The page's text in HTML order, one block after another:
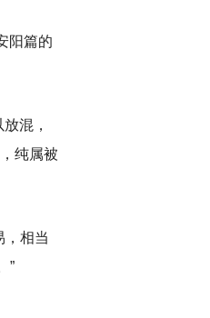
阳篇的
混，
纯属被
，相当
”